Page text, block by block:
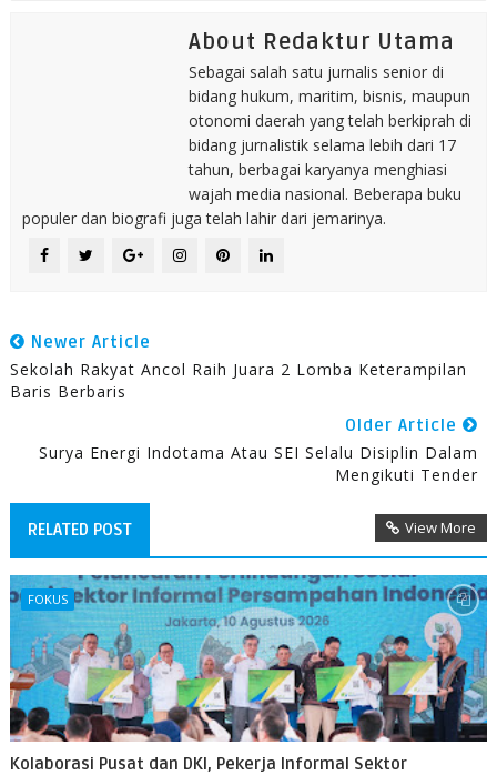
About Redaktur Utama
Sebagai salah satu jurnalis senior di
bidang hukum, maritim, bisnis, maupun
otonomi daerah yang telah berkiprah di
bidang jurnalistik selama lebih dari 17
tahun, berbagai karyanya menghiasi
wajah media nasional. Beberapa buku
populer dan biografi juga telah lahir dari jemarinya.
Newer Article
Sekolah Rakyat Ancol Raih Juara 2 Lomba Keterampilan
Baris Berbaris
Older Article
Surya Energi Indotama Atau SEI Selalu Disiplin Dalam
Mengikuti Tender
RELATED POST View More
FOKUS
Kolaborasi Pusat dan DKI, Pekerja Informal Sektor